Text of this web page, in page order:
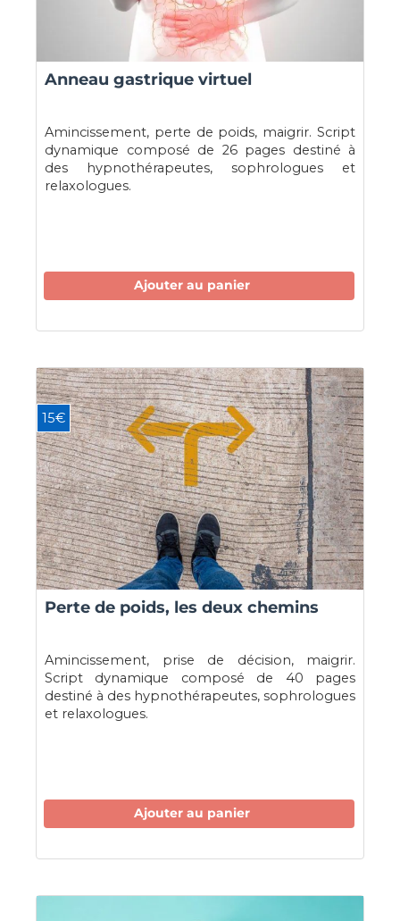
Anneau gastrique virtuel
Amincissement, perte de poids, maigrir. Script
dynamique composé de 26 pages destiné à
des hypnothérapeutes, sophrologues et
relaxologues.
Ajouter au panier
15€
Perte de poids, les deux chemins
Amincissement, prise de décision, maigrir.
Script dynamique composé de 40 pages
destiné à des hypnothérapeutes, sophrologues
et relaxologues.
Ajouter au panier